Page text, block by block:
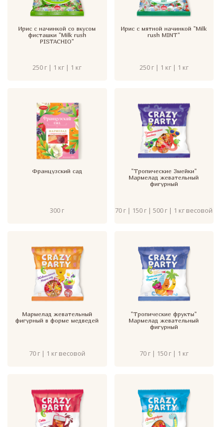
Ирис с начинкой со вкусом
фисташки "Milk rush
PISTACHIO"
250 г | 1 кг | 1 кг
Ирис с мятной начинкой "Milk
rush MINT"
250 г | 1 кг | 1 кг
Французский сад
300 г
"Тропические Змейки"
Мармелад жевательный
фигурный
70 г | 150 г | 500 г | 1 кг весовой
Мармелад жевательный
фигурный в форме медведей
70 г | 1 кг весовой
"Тропические фрукты"
Мармелад жевательный
фигурный
70 г | 150 г | 1 кг